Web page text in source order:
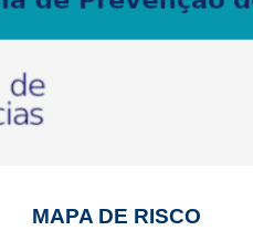
MAPA DE RISCO